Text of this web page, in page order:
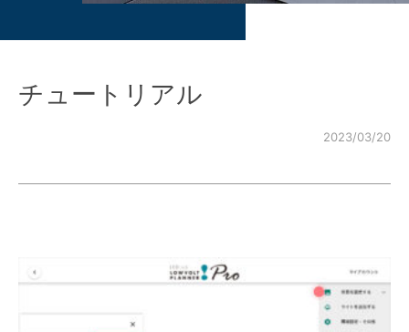
チュートリアル
2023/03/20